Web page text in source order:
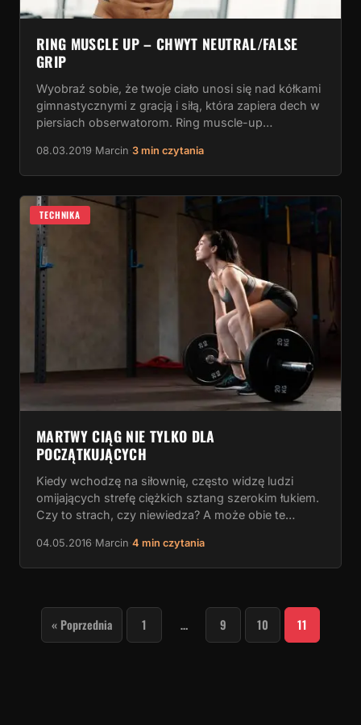
RING MUSCLE UP – CHWYT NEUTRAL/FALSE
GRIP
Wyobraź sobie, że twoje ciało unosi się nad kółkami
gimnastycznymi z gracją i siłą, która zapiera dech w
piersiach obserwatorom. Ring muscle-up…
08.03.2019 Marcin 3 min czytania
TECHNIKA
MARTWY CIĄG NIE TYLKO DLA
POCZĄTKUJĄCYCH
Kiedy wchodzę na siłownię, często widzę ludzi
omijających strefę ciężkich sztang szerokim łukiem.
Czy to strach, czy niewiedza? A może obie te…
04.05.2016 Marcin 4 min czytania
STRONICOWANIE
WPISÓW
« Poprzednia 1 … 9 10 11